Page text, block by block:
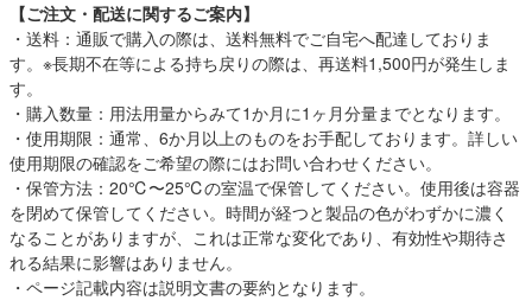
【ご注文・配送に関するご案内】
・送料：通販で購入の際は、送料無料でご自宅へ配達しておりま
す。※長期不在等による持ち戻りの際は、再送料1,500円が発生しま
す。
・購入数量：用法用量からみて1か月に1ヶ月分量までとなります。
・使用期限：通常、6か月以上のものをお手配しております。詳しい
使用期限の確認をご希望の際にはお問い合わせください。
・保管方法：20℃〜25℃の室温で保管してください。使用後は容器
を閉めて保管してください。時間が経つと製品の色がわずかに濃く
なることがありますが、これは正常な変化であり、有効性や期待さ
れる結果に影響はありません。
・ページ記載内容は説明文書の要約となります。